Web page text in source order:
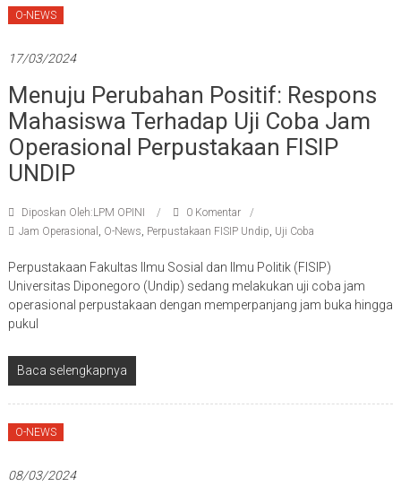
O-NEWS
17/03/2024
Menuju Perubahan Positif: Respons
Mahasiswa Terhadap Uji Coba Jam
Operasional Perpustakaan FISIP
UNDIP
Diposkan Oleh:LPM OPINI
0 Komentar
Jam Operasional , O-News, Perpustakaan FISIP Undip, Uji Coba
Perpustakaan Fakultas Ilmu Sosial dan Ilmu Politik (FISIP)
Universitas Diponegoro (Undip) sedang melakukan uji coba jam
operasional perpustakaan dengan memperpanjang jam buka hingga
pukul
Baca selengkapnya
O-NEWS
08/03/2024